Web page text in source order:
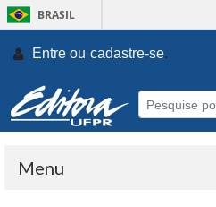
BRASIL
Entre ou cadastre-se.
Menu